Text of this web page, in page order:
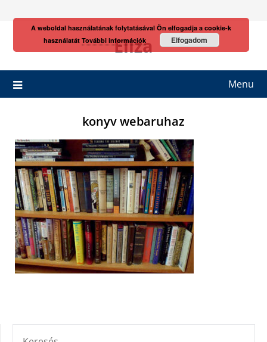
Eliza
Menu
konyv webaruhaz
A weboldal használatának folytatásával Ön elfogadja a cookie-k
használatát További információk Elfogadom